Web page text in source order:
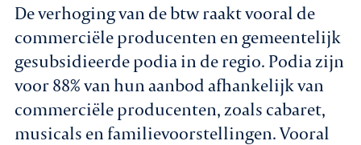
De verhoging van de btw raakt vooral de
commerciële producenten en gemeentelijk
gesubsidieerde podia in de regio. Podia zijn
voor 88% van hun aanbod afhankelijk van
commerciële producenten, zoals cabaret,
musicals en familievoorstellingen. Vooral